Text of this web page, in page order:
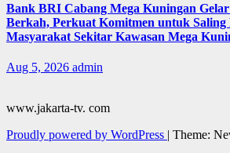
Bank BRI Cabang Mega Kuningan
Berkah, Perkuat Komitmen untuk Saling
Masyarakat Sekitar Kawasan Mega
Aug 5, 2026 admin
www.jakarta-tv. com
Proudly powered by WordPress | Theme: